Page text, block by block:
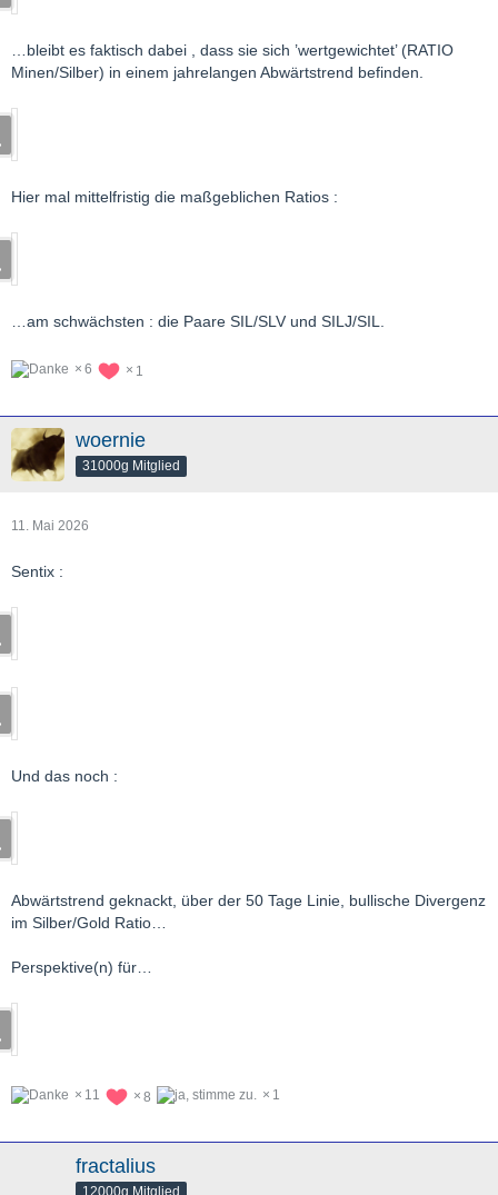
…bleibt es faktisch dabei , dass sie sich ’wertgewichtet’ (RATIO
Minen/Silber) in einem jahrelangen Abwärtstrend befinden.
Hier mal mittelfristig die maßgeblichen Ratios :
…am schwächsten : die Paare SIL/SLV und SILJ/SIL.
6 1
woernie
31000g Mitglied
11. Mai 2026
Sentix :
Und das noch :
Abwärtstrend geknackt, über der 50 Tage Linie, bullische Divergenz
im Silber/Gold Ratio…
Perspektive(n) für…
11 8 1
fractalius
12000g Mitglied